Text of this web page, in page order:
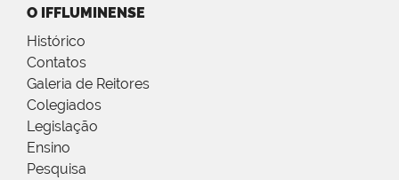
O IFFLUMINENSE
Histórico
Contatos
Galeria de Reitores
Colegiados
Legislação
Ensino
Pesquisa